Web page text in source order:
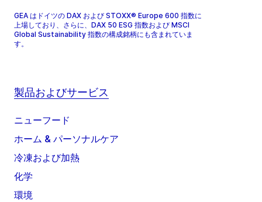
GEA はドイツの DAX および STOXX® Europe 600 指数に
上場しており、さらに、DAX 50 ESG 指数および MSCI
Global Sustainability 指数の構成銘柄にも含まれていま
す。
製品およびサービス
ニューフード
ホーム & パーソナルケア
冷凍および加熱
化学
環境